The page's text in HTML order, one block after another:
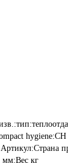
hygiene:CH
мм:Вес кг